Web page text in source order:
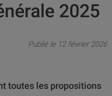
2025
Publié le 12 février 2026
toutes les propositions